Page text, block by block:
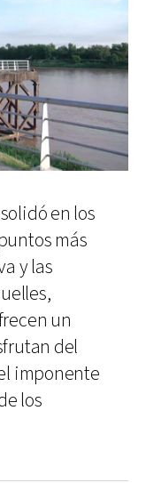
en los
más
y las
un
del
imponente
los